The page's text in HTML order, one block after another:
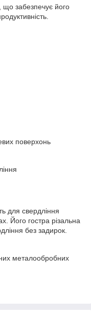
що забезпечує його
поверхонь
для свердління
Його гостра різальна
без задирок.
металообробних